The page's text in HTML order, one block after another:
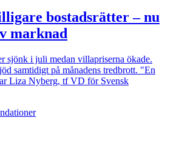
bostadsrätter – nu
marknad
sjönk i juli medan villapriserna ökade.
samtidigt på månadens tredbrott. "En
Liza Nyberg, tf VD för Svensk